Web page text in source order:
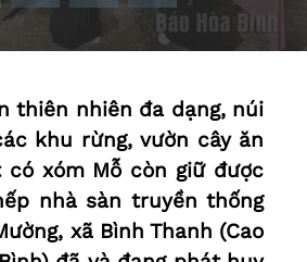
thiên nhiên đa dạng, núi
khu rừng, vườn cây ăn
xóm Mỗ còn giữ được
nhà sàn truyền thống
xã Bình Thanh (Cao